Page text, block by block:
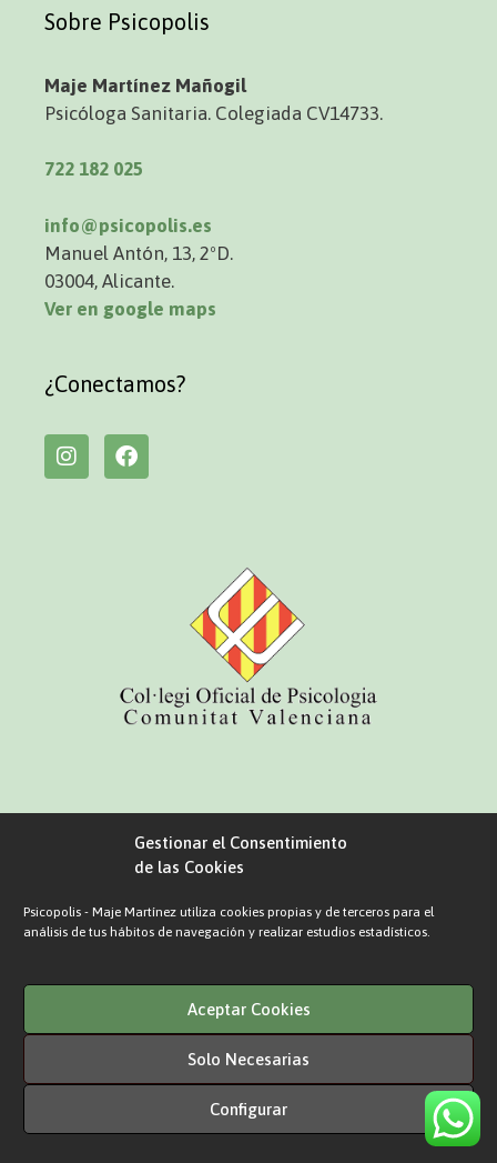
Gestionar el Consentimiento
de las Cookies
Psicopolis - Maje Martínez utiliza cookies propias y de terceros para el
análisis de tus hábitos de navegación y realizar estudios estadísticos.
Aceptar Cookies
Solo Necesarias
Configurar
Sobre Psicopolis
Maje Martínez Mañogil
Psicóloga Sanitaria. Colegiada CV14733.
722 182 025
info@psicopolis.es
Manuel Antón, 13, 2ºD.
03004, Alicante.
Ver en google maps
¿Conectamos?
Diseño web Awdazia